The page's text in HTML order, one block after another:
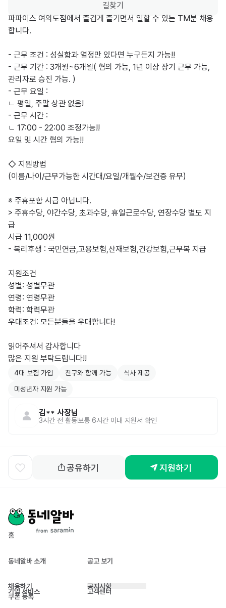
길찾기
파파이스 여의도점에서 즐겁게 즐기면서 일할 수 있는 TM분 채용
합니다.
- 근무 조건 : 성실함과 열정만 있다면 누구든지 가능!!
- 근무 기간 : 3개월~6개월( 협의 가능, 1년 이상 장기 근무 가능,
관리자로 승진 가능. )
- 근무 요일 :
ㄴ 평일, 주말 상관 없음!
- 근무 시간 :
ㄴ 17:00 - 22:00 조정가능!!
요일 및 시간 협의 가능!!
◇ 지원방법
(이름/나이/근무가능한 시간대/요일/개월수/보건증 유무)
※ 주휴포함 시급 아닙니다.
> 주휴수당, 야간수당, 초과수당, 휴일근로수당, 연장수당 별도 지
급
시급 11,000원
- 복리후생 : 국민연금,고용보험,산재보험,건강보험,근무복 지급
지원조건
성별: 성별무관
연령: 연령무관
학력: 학력무관
우대조건: 모든분들을 우대합니다!
읽어주셔서 감사합니다
많은 지원 부탁드립니다!!
4대 보험 가입 친구와 함께 가능 식사 제공
미성년자 지원 가능
김** 사장님
3시간 전 활동 보통 6시간 이내 지원서 확인
공유하기 지원하기
홈
동네알바 소개 공고 보기
채용하기
기업 서비스
쿠폰 등록
공지사항
고객센터